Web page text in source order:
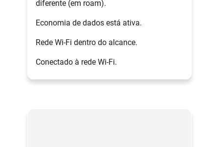
diferente (em roam).
Economia de dados está ativa.
Rede Wi-Fi dentro do alcance.
Conectado à rede Wi-Fi.